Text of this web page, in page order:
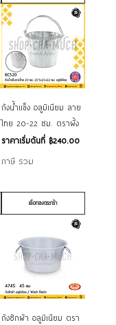
ถังน้ำแข็ง อลูมิเนียม ลาย
ไทย 20-22 ซม. ตราผึ้ง
ราคาเริ่มต้นที่ ฿240.00
ราคาขายลด
ภาษี รวม
เลือกลงตระกร้า
ถังซักผ้า อลูมิเนียม ตรา